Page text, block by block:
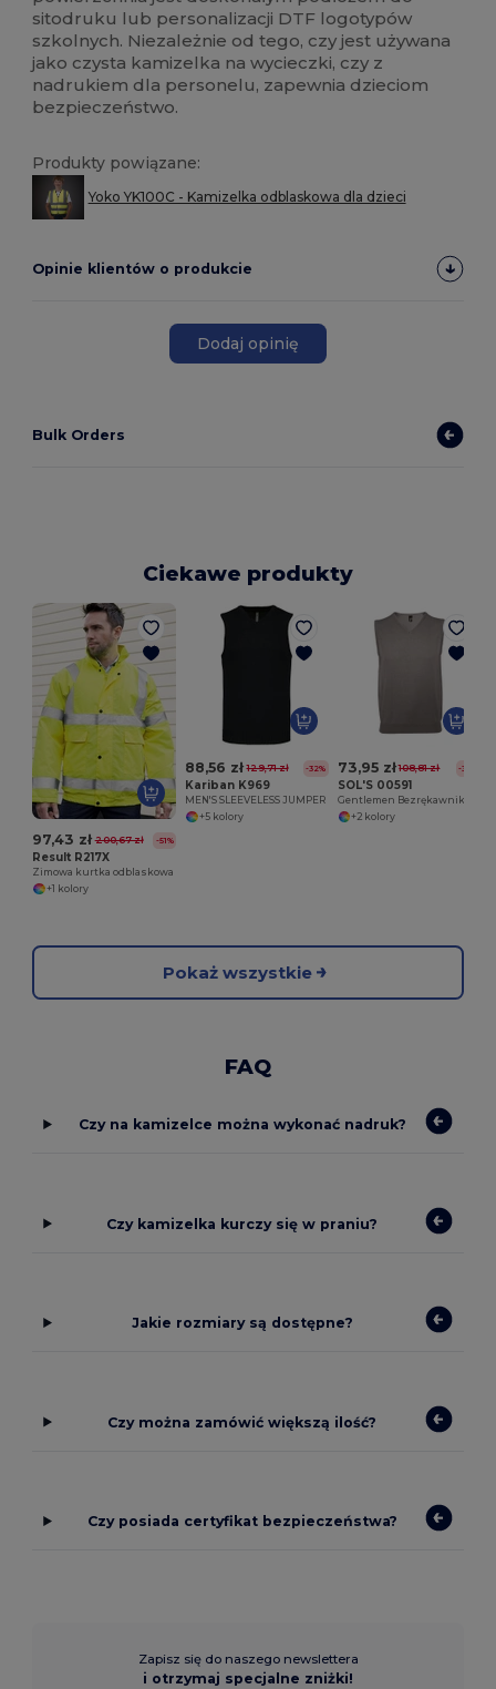
sitodruku lub personalizacji DTF logotypów
szkolnych. Niezależnie od tego, czy jest używana
jako czysta kamizelka na wycieczki, czy z
nadrukiem dla personelu, zapewnia dzieciom
bezpieczeństwo.
Produkty powiązane:
Yoko YK100C - Kamizelka odblaskowa dla dzieci
Opinie klientów o produkcie
Dodaj opinię
Bulk Orders
Ciekawe produkty
97,43 zł 200,67 zł -51%
Result R217X
Zimowa kurtka odblaskowa
+1 kolory
88,56 zł 129,71 zł -32%
Kariban K969
MEN'S SLEEVELESS JUMPER
+5 kolory
73,95 zł 108,81 zł -32%
SOL'S 00591
Gentlemen Bezrękawnik
+2 kolory
Pokaż wszystkie
FAQ
Czy na kamizelce można wykonać nadruk?
Czy kamizelka kurczy się w praniu?
Jakie rozmiary są dostępne?
Czy można zamówić większą ilość?
Czy posiada certyfikat bezpieczeństwa?
Zapisz się do naszego newslettera
i otrzymaj specjalne zniżki!